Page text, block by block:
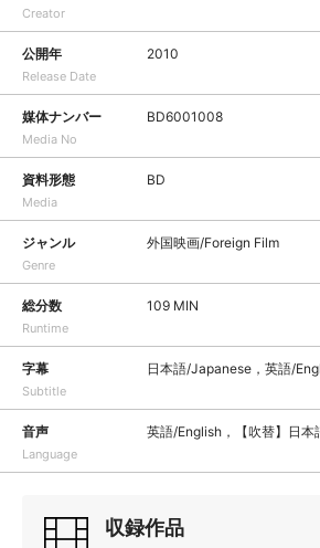
Creator
公開年
Release Date
2010
媒体ナンバー
Media No
BD6001008
資料形態
Media
BD
ジャンル
Genre
外国映画/Foreign Film
総分数
Runtime
109 MIN
字幕
Subtitle
日本語/Japanese，英語/
音声
Language
英語/English，【吹替】日
収録作品